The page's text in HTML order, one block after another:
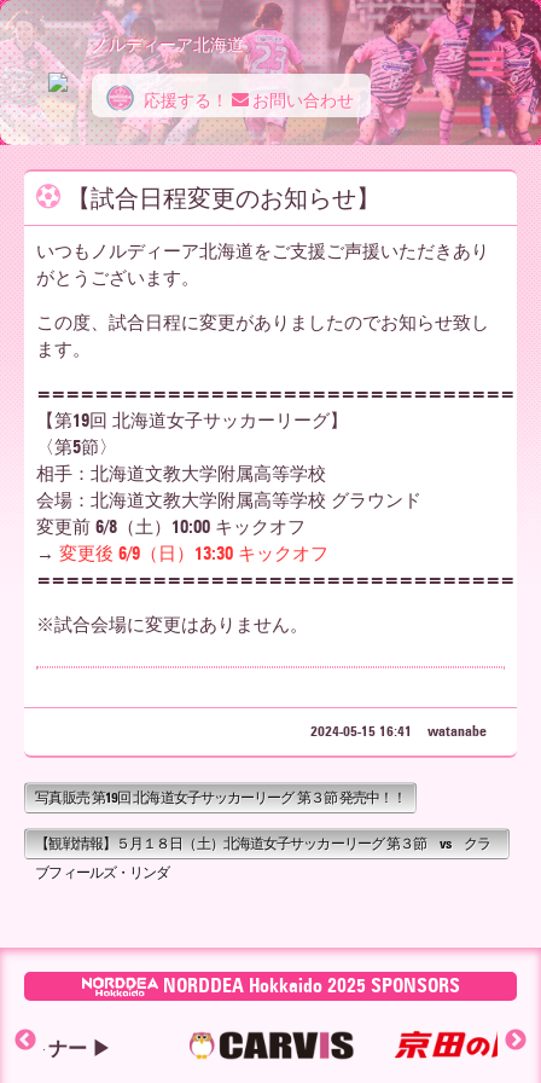
ノ
ル
デ
ィ
ー
ア
北
海
道
ノルディーア北海道
応援する！ お問い合わせ
【試合日程変更のお知らせ】
いつもノルディーア北海道をご支援ご声援いただきあり
がとうございます。
この度、試合日程に変更がありましたのでお知らせ致し
ます。
=================================
【第19回 北海道女子サッカーリーグ】
〈第5節〉
相手：北海道⽂教⼤学附属⾼等学校
会場：北海道⽂教⼤学附属⾼等学校 グラウンド
変更前 6/8（土）10:00 キックオフ
→ 変更後 6/9（日）13:30 キックオフ
=================================
※試合会場に変更はありません。
2024-05-15 16:41 watanabe
写真販売 第19回 北海道女子サッカーリーグ 第３節 発売中！！
【観戦情報】５月１８日（土）北海道女子サッカーリーグ 第３節 vs クラ
ブフィールズ・リンダ
NORDDEA Hokkaido 2025 SPONSORS
ー ▶